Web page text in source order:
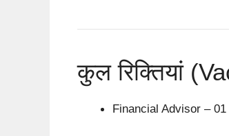
कुल रिक्तियां
Financial Advisor – 01